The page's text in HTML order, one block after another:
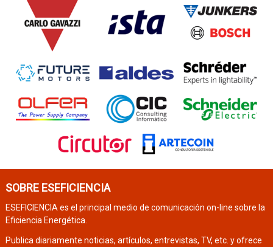
SOBRE ESEFICIENCIA
ESEFICIENCIA es el principal medio de comunicación on-line sobre la
Eficiencia Energética.
Publica diariamente noticias, artículos, entrevistas, TV, etc. y ofrece